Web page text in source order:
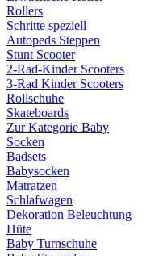
Rollers
Schritte speziell
Autopeds Steppen
Stunt Scooter
2-Rad-Kinder Scooters
3-Rad Kinder Scooters
Rollschuhe
Skateboards
Zur Kategorie Baby
Socken
Badsets
Babysocken
Matratzen
Schlafwagen
Dekoration Beleuchtung
Hüte
Baby Turnschuhe